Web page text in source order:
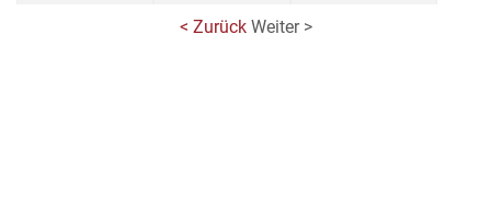
< Zurück Weiter >